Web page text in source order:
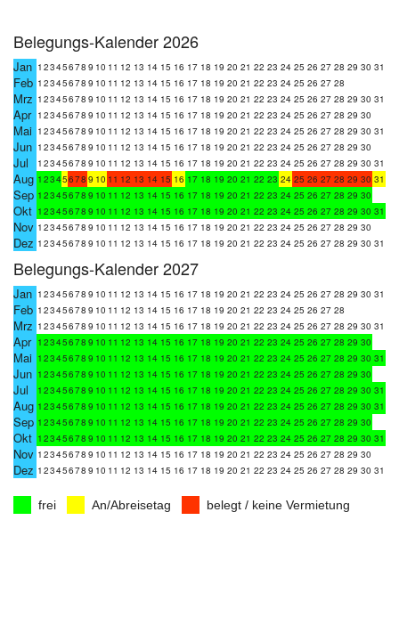
Belegungs-Kalender 2026
Jan 1 2345678 9 10 11 12 13 14 15 16 17 18 19 20 21 22 23 24 25 26 27 28 29 30 31
Feb 1 2345678 9 10 11 12 13 14 15 16 17 18 19 20 21 22 23 24 25 26 27 28
Mrz 1 2345678 9 10 11 12 13 14 15 16 17 18 19 20 21 22 23 24 25 26 27 28 29 30 31
Apr 1 2345678 9 10 11 12 13 14 15 16 17 18 19 20 21 22 23 24 25 26 27 28 29 30
Mai 1 2345678 9 10 11 12 13 14 15 16 17 18 19 20 21 22 23 24 25 26 27 28 29 30 31
Jun 1 2345678 9 10 11 12 13 14 15 16 17 18 19 20 21 22 23 24 25 26 27 28 29 30
Jul 1 2345678 9 10 11 12 13 14 15 16 17 18 19 20 21 22 23 24 25 26 27 28 29 30 31
Aug 1 2345678 9 10 11 12 13 14 15 16 17 18 19 20 21 22 23 24 25 26 27 28 29 30 31
Sep 1 2345678 9 10 11 12 13 14 15 16 17 18 19 20 21 22 23 24 25 26 27 28 29 30
Okt 1 2345678 9 10 11 12 13 14 15 16 17 18 19 20 21 22 23 24 25 26 27 28 29 30 31
Nov 1 2345678 9 10 11 12 13 14 15 16 17 18 19 20 21 22 23 24 25 26 27 28 29 30
Dez 1 2345678 9 10 11 12 13 14 15 16 17 18 19 20 21 22 23 24 25 26 27 28 29 30 31
Belegungs-Kalender 2027
Jan 1 2345678 9 10 11 12 13 14 15 16 17 18 19 20 21 22 23 24 25 26 27 28 29 30 31
Feb 1 2345678 9 10 11 12 13 14 15 16 17 18 19 20 21 22 23 24 25 26 27 28
Mrz 1 2345678 9 10 11 12 13 14 15 16 17 18 19 20 21 22 23 24 25 26 27 28 29 30 31
Apr 1 2345678 9 10 11 12 13 14 15 16 17 18 19 20 21 22 23 24 25 26 27 28 29 30
Mai 1 2345678 9 10 11 12 13 14 15 16 17 18 19 20 21 22 23 24 25 26 27 28 29 30 31
Jun 1 2345678 9 10 11 12 13 14 15 16 17 18 19 20 21 22 23 24 25 26 27 28 29 30
Jul 1 2345678 9 10 11 12 13 14 15 16 17 18 19 20 21 22 23 24 25 26 27 28 29 30 31
Aug 1 2345678 9 10 11 12 13 14 15 16 17 18 19 20 21 22 23 24 25 26 27 28 29 30 31
Sep 1 2345678 9 10 11 12 13 14 15 16 17 18 19 20 21 22 23 24 25 26 27 28 29 30
Okt 1 2345678 9 10 11 12 13 14 15 16 17 18 19 20 21 22 23 24 25 26 27 28 29 30 31
Nov 1 2345678 9 10 11 12 13 14 15 16 17 18 19 20 21 22 23 24 25 26 27 28 29 30
Dez 1 2345678 9 10 11 12 13 14 15 16 17 18 19 20 21 22 23 24 25 26 27 28 29 30 31
frei An/Abreisetag belegt / keine Vermietung